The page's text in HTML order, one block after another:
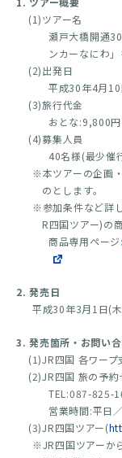
(1)ツアー名
瀬戸大橋開通
ンカーなにわ
(2)出発日
平成30年4月10
(3)旅行代金
おとな:9,800
(4)募集人員
40名様(最少催
※本ツアーの企画
のとします。
※参加条件など詳
R四国ツアー)の
商品専用ページ:
2. 発売日
平成30年3月1日(
3. 発売箇所・お問い
(1)JR四国 各ワープ
(2)JR四国 旅の予約
TEL:087-825-
営業時間:平日
(3)JR四国ツアー(
※JR四国ツアーか